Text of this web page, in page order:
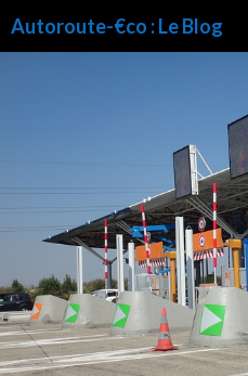
Autoroute-€co : Le Blog